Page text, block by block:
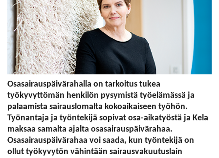
Osasairauspäivärahalla on tarkoitus tukea
työkyvyttömän henkilön pysymistä työelämässä ja
palaamista sairauslomalta kokoaikaiseen työhön.
Työnantaja ja työntekijä sopivat osa-aikatyöstä ja Kela
maksaa samalta ajalta osasairauspäivärahaa.
Osasairauspäivärahaa voi saada, kun työntekijä on
ollut työkyvytön vähintään sairausvakuutuslain